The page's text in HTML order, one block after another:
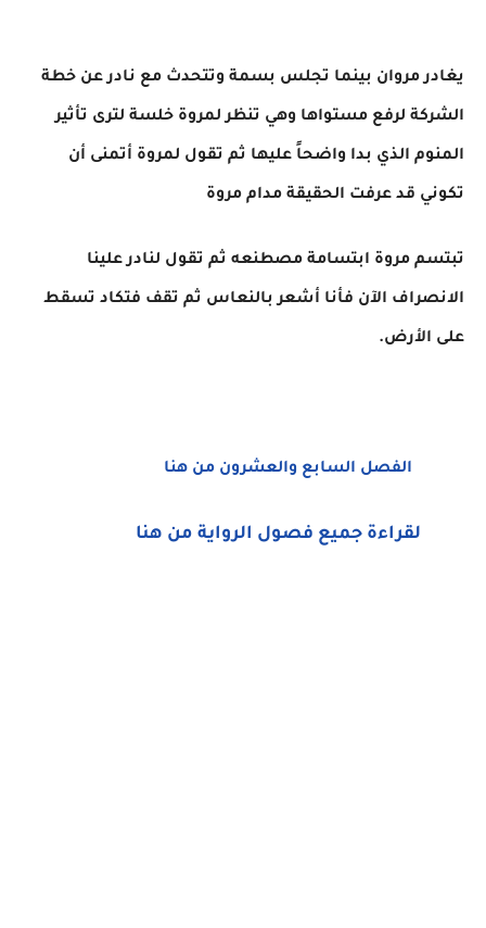
يغادر مروان بينما تجلس بسمة وتتحدث مع نادر عن خطة
الشركة لرفع مستواها وهي تنظر لمروة خلسة لترى تأثير
المنوم الذي بدا واضحاً عليها ثم تقول لمروة أتمنى أن
تكوني قد عرفت الحقيقة مدام مروة
تبتسم مروة ابتسامة مصطنعه ثم تقول لنادر علينا
الانصراف الآن فأنا أشعر بالنعاس ثم تقف فتكاد تسقط
على الأرض.
الفصل السابع والعشرون من هنا
لقراءة جميع فصول الرواية من هنا